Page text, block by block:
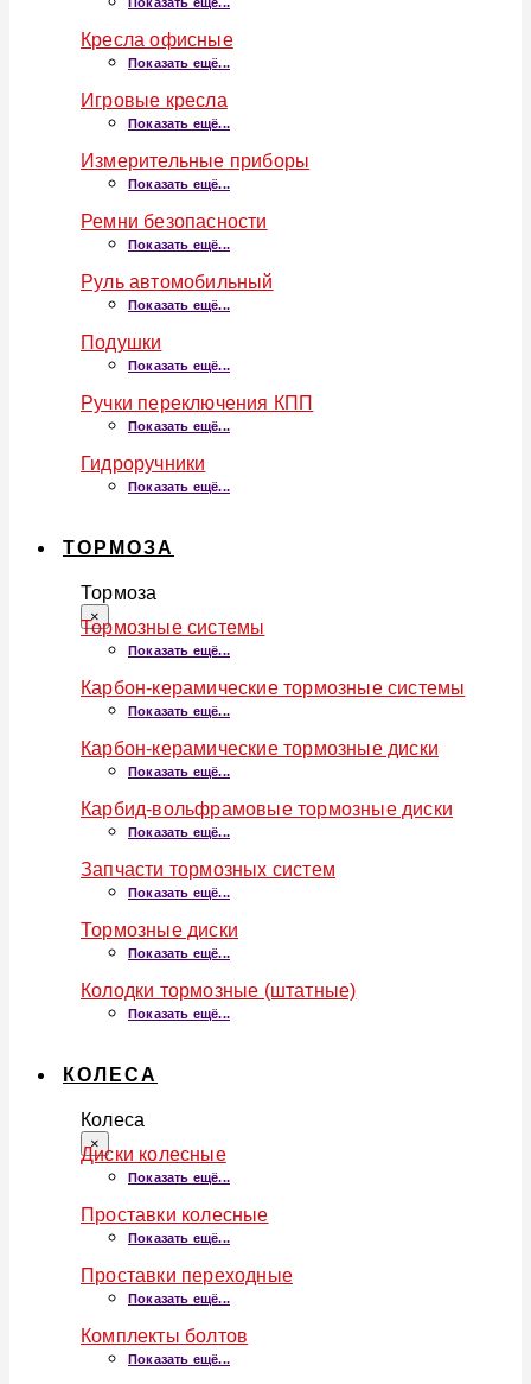
Кресла офисные
Показать ещё...
Игровые кресла
Показать ещё...
Измерительные приборы
Показать ещё...
Ремни безопасности
Показать ещё...
Руль автомобильный
Показать ещё...
Подушки
Показать ещё...
Ручки переключения КПП
Показать ещё...
Гидроручники
Показать ещё...
ТОРМОЗА
Тормоза
×
Тормозные системы
Показать ещё...
Карбон-керамические тормозные системы
Показать ещё...
Карбон-керамические тормозные диски
Показать ещё...
Карбид-вольфрамовые тормозные диски
Показать ещё...
Запчасти тормозных систем
Показать ещё...
Тормозные диски
Показать ещё...
Колодки тормозные (штатные)
Показать ещё...
КОЛЕСА
Колеса
×
Диски колесные
Показать ещё...
Проставки колесные
Показать ещё...
Проставки переходные
Показать ещё...
Комплекты болтов
Показать ещё...